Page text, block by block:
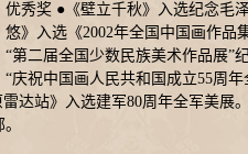
优秀奖 ●《壁立千秋》入选纪念毛
悠》入选《2002年全国中国画作品
“第二届全国少数民族美术作品展”
“庆祝中国画人民共和国成立55周
达站》入选建军80周年全军美展